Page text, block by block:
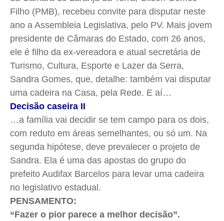
Filho (PMB), recebeu convite para disputar neste
ano a Assembleia Legislativa, pelo PV. Mais jovem
presidente de Câmaras do Estado, com 26 anos,
ele é filho da ex-vereadora e atual secretária de
Turismo, Cultura, Esporte e Lazer da Serra,
Sandra Gomes, que, detalhe: também vai disputar
uma cadeira na Casa, pela Rede. E aí…
Decisão caseira II
…a família vai decidir se tem campo para os dois,
com reduto em áreas semelhantes, ou só um. Na
segunda hipótese, deve prevalecer o projeto de
Sandra. Ela é uma das apostas do grupo do
prefeito Audifax Barcelos para levar uma cadeira
no legislativo estadual.
PENSAMENTO:
“Fazer o pior parece a melhor decisão”.